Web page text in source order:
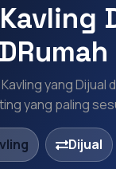
yang Dijual
yang paling
Dijual